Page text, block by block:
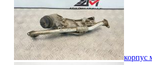
корпус